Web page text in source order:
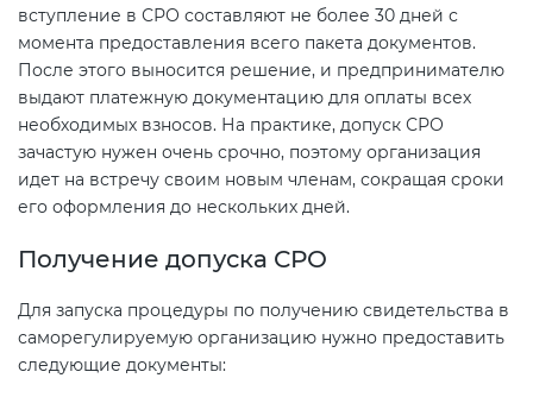
вступление в СРО составляют не более 30 дней с
момента предоставления всего пакета документов.
После этого выносится решение, и предпринимателю
выдают платежную документацию для оплаты всех
необходимых взносов. На практике, допуск СРО
зачастую нужен очень срочно, поэтому организация
идет на встречу своим новым членам, сокращая сроки
его оформления до нескольких дней.
Получение допуска СРО
Для запуска процедуры по получению свидетельства в
саморегулируемую организацию нужно предоставить
следующие документы: